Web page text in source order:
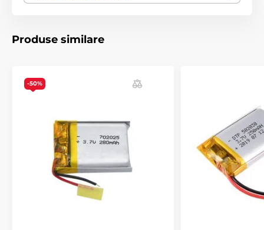
expresă. Imaginile au doar caracter ilustrativ.
Produsul este inclus în categoria
Accesorii, zgărzi pentru antrenament
Produse similare
-50%